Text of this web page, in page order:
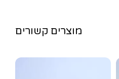
מוצרים קשורים